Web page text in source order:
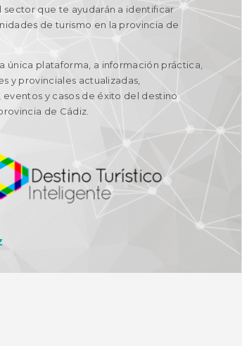
sector que te ayudarán a identificar
de turismo en la provincia de
única plataforma, a información práctica,
y provinciales actualizadas,
eventos y casos de éxito del destino
de Cádiz.